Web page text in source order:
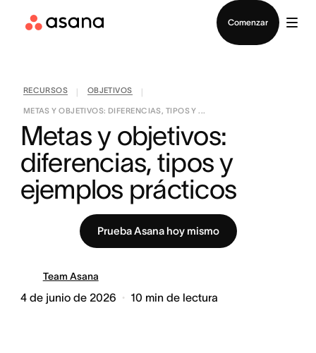
Comenzar
RECURSOS OBJETIVOS
METAS Y OBJETIVOS: DIFERENCIAS, TIPOS Y ...
Metas y objetivos:
diferencias, tipos y
ejemplos prácticos
Prueba Asana hoy mismo
Team Asana
4 de junio de 2026 10 min de lectura